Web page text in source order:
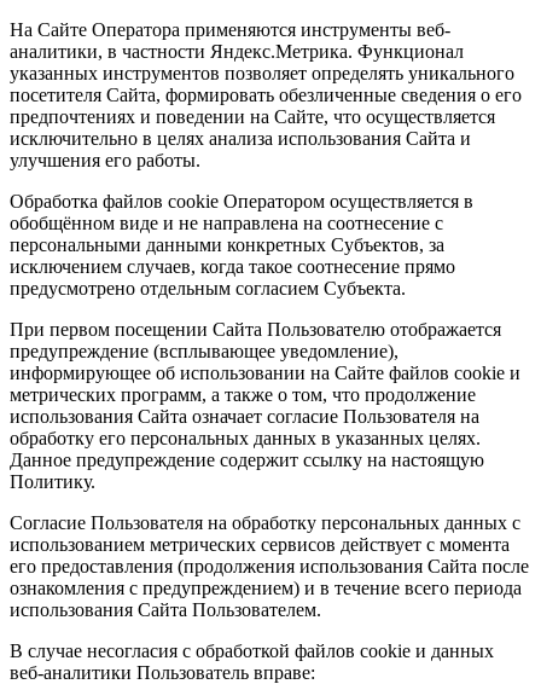
На Сайте Оператора применяются инструменты веб-
аналитики, в частности Яндекс.Метрика. Функционал
указанных инструментов позволяет определять уникального
посетителя Сайта, формировать обезличенные сведения о его
предпочтениях и поведении на Сайте, что осуществляется
исключительно в целях анализа использования Сайта и
улучшения его работы.
Обработка файлов cookie Оператором осуществляется в
обобщённом виде и не направлена на соотнесение с
персональными данными конкретных Субъектов, за
исключением случаев, когда такое соотнесение прямо
предусмотрено отдельным согласием Субъекта.
При первом посещении Сайта Пользователю отображается
предупреждение (всплывающее уведомление),
информирующее об использовании на Сайте файлов cookie и
метрических программ, а также о том, что продолжение
использования Сайта означает согласие Пользователя на
обработку его персональных данных в указанных целях.
Данное предупреждение содержит ссылку на настоящую
Политику.
Согласие Пользователя на обработку персональных данных с
использованием метрических сервисов действует с момента
его предоставления (продолжения использования Сайта после
ознакомления с предупреждением) и в течение всего периода
использования Сайта Пользователем.
В случае несогласия с обработкой файлов cookie и данных
веб-аналитики Пользователь вправе: